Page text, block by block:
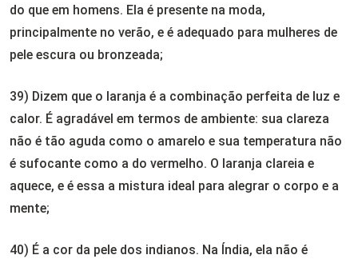
do que em homens. Ela é presente na moda,
principalmente no verão, e é adequado para mulheres de
pele escura ou bronzeada;
39) Dizem que o laranja é a combinação perfeita de luz e
calor. É agradável em termos de ambiente: sua clareza
não é tão aguda como o amarelo e sua temperatura não
é sufocante como a do vermelho. O laranja clareia e
aquece, e é essa a mistura ideal para alegrar o corpo e a
mente;
40) É a cor da pele dos indianos. Na Índia, ela não é